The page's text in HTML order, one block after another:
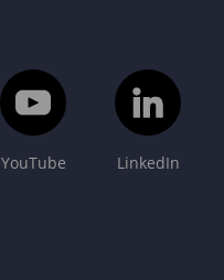
YouTube LinkedIn